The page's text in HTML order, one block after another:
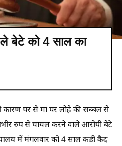
बेटे को 4 साल का
कारण पर से मां पर लोहे की सब्बल से
रुप से घायल करने वाले आरोपी बेटे
में मंगलवार को 4 साल कडी कैद